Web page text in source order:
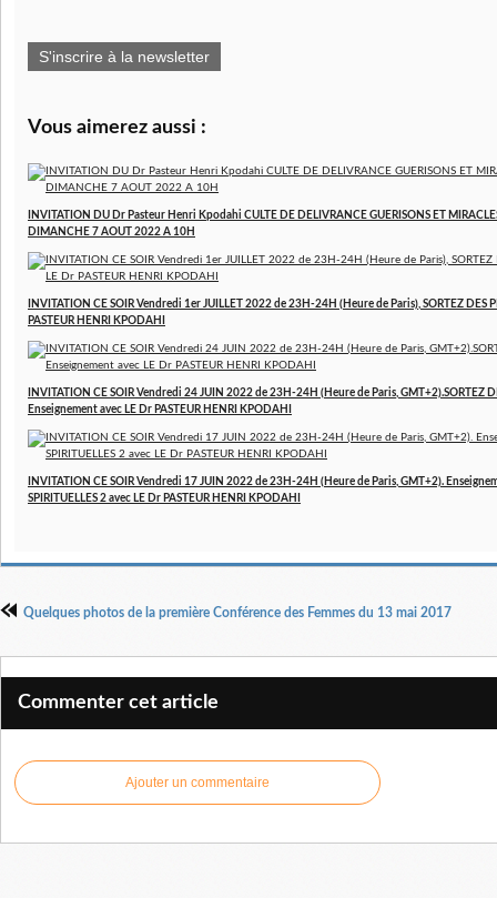
S'inscrire à la newsletter
Vous aimerez aussi :
INVITATION DU Dr Pasteur Henri Kpodahi CULTE DE DELIVRANCE GUERISONS ET
DIMANCHE 7 AOUT 2022 A 10H
INVITATION CE SOIR Vendredi 1er JUILLET 2022 de 23H-24H (Heure de Paris), SORTEZ DES
PASTEUR HENRI KPODAHI
INVITATION CE SOIR Vendredi 24 JUIN 2022 de 23H-24H (Heure de Paris, GMT+2).SORTEZ
Enseignement avec LE Dr PASTEUR HENRI KPODAHI
INVITATION CE SOIR Vendredi 17 JUIN 2022 de 23H-24H (Heure de Paris, GMT+2).
SPIRITUELLES 2 avec LE Dr PASTEUR HENRI KPODAHI
Quelques photos de la première Conférence des Femmes du 13 mai 2017
Commenter cet article
Ajouter un commentaire